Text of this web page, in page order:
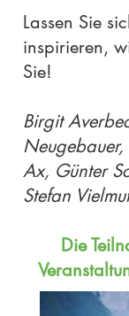
Lassen Sie
inspirieren,
Sie!
Birgit
Neugebauer,
Ax, Günter
Stefan
Die